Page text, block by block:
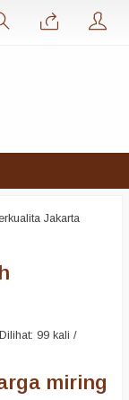
Jakarta
99 kali /
miring